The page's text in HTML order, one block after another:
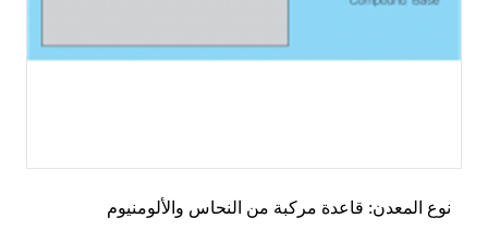
نوع المعدن: قاعدة مركبة من النحاس والألومنيوم